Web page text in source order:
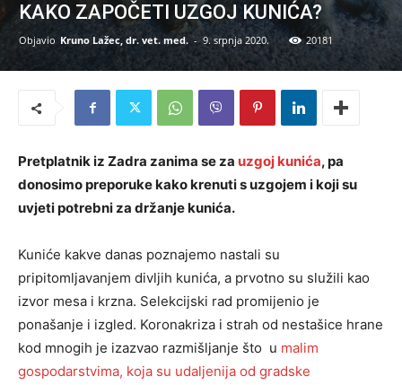
KAKO ZAPOČETI UZGOJ KUNIĆA?
Objavio Kruno Lažec, dr. vet. med. - 9. srpnja 2020. 20181
Pretplatnik iz Zadra zanima se za uzgoj kunića, pa
donosimo preporuke kako krenuti s uzgojem i koji su
uvjeti potrebni za držanje kunića.
Kuniće kakve danas poznajemo nastali su
pripitomljavanjem divljih kunića, a prvotno su služili kao
izvor mesa i krzna. Selekcijski rad promijenio je
ponašanje i izgled. Koronakriza i strah od nestašice hrane
kod mnogih je izazvao razmišljanje što u malim
gospodarstvima, koja su udaljenija od gradske